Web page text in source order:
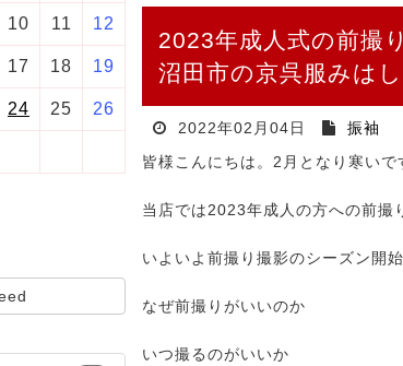
10 11 12
17 18 19
24 25 26
2023年成人式の前撮
沼田市の京呉服みは
2022年02月04日
振袖
皆様こんにちは。2月となり寒いで
当店では2023年成人の方への前撮
いよいよ前撮り撮影のシーズン開
なぜ前撮りがいいのか
いつ撮るのがいいか